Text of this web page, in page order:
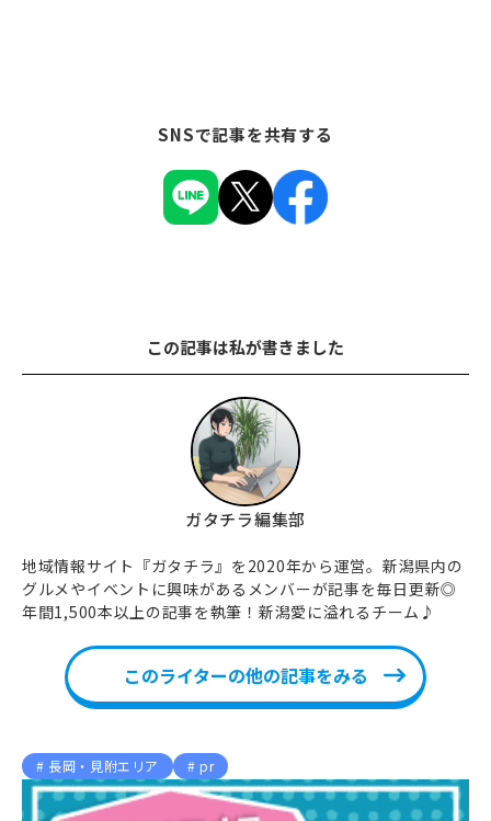
SNSで記事を共有する
この記事は私が書きました
ガタチラ編集部
地域情報サイト『ガタチラ』を2020年から運営。新潟県内の
グルメやイベントに興味があるメンバーが記事を毎日更新◎
年間1,500本以上の記事を執筆！新潟愛に溢れるチーム♪
このライターの他の記事をみる
長岡・見附エリア pr